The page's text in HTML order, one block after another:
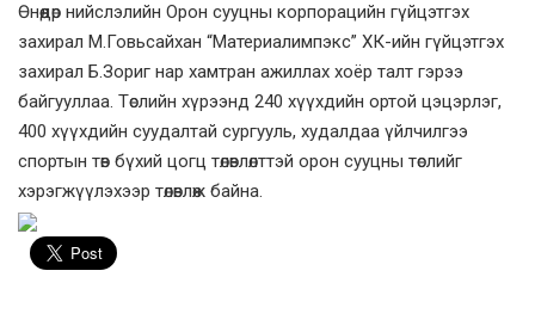
Өнөөдөр нийслэлийн Орон сууцны корпорацийн гүйцэтгэх
захирал М.Говьсайхан “Материалимпэкс” ХК-ийн гүйцэтгэх
захирал Б.Зориг нар хамтран ажиллах хоёр талт гэрээ
байгууллаа. Төслийн хүрээнд 240 хүүхдийн ортой цэцэрлэг,
400 хүүхдийн суудалтай сургууль, худалдаа үйлчилгээ
спортын төв бүхий цогц төлөвлөлттэй орон сууцны төслийг
хэрэгжүүлэхээр төлөвлөж байна.